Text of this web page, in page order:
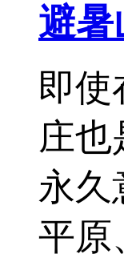
避暑
即使
庄
永久
平原